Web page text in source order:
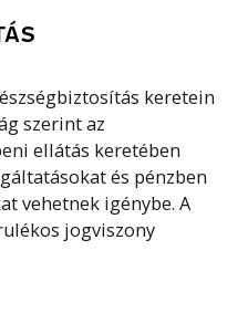
keretein
szerint az
ellátás keretében
és pénzben
vehetnek igénybe. A
jogviszony